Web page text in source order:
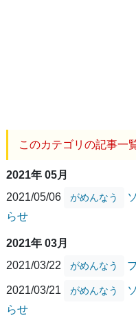
このカテゴリの記事一
2021年 05月
2021/05/06
がめんなう
らせ
2021年 03月
2021/03/22
がめんなう
2021/03/21 がめんなう
らせ